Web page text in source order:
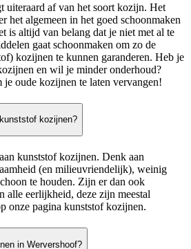
uiteraard af van het soort kozijn. Het
het algemeen in het goed schoonmaken
is altijd van belang dat je niet met al te
gaat schoonmaken om zo de
kozijnen te kunnen garanderen. Heb je
en wil je minder onderhoud?
oude kozijnen te laten vervangen!
kozijnen?
kunststof kozijnen. Denk aan
(en milieuvriendelijk), weinig
te houden. Zijn er dan ook
alle eerlijkheid, deze zijn meestal
onze pagina kunststof kozijnen.
in Wervershoof?